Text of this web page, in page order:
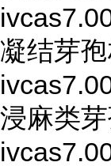
凝结芽
浸麻类